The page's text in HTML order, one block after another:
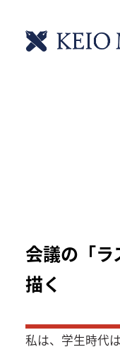
会議の「ラ
描く
私は、学生時代